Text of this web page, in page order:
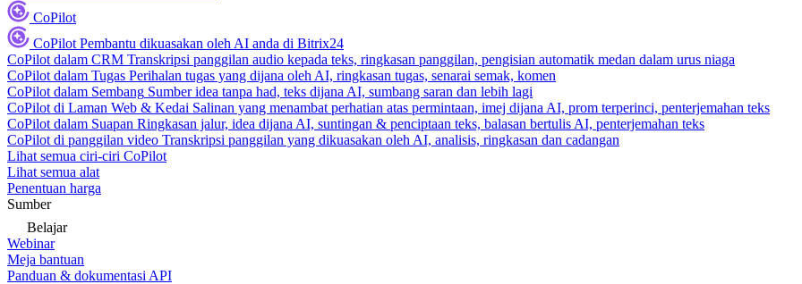
CoPilot
CoPilot Pembantu dikuasakan oleh AI anda di Bitrix24
CoPilot dalam CRM Transkripsi panggilan audio kepada teks, ringkasan panggilan, pengisian automatik medan dalam urus niaga
CoPilot dalam Tugas Perihalan tugas yang dijana oleh AI, ringkasan tugas, senarai semak, komen
CoPilot dalam Sembang Sumber idea tanpa had, teks dijana AI, sumbang saran dan lebih lagi
CoPilot di Laman Web & Kedai Salinan yang menambat perhatian atas permintaan, imej dijana AI, prom terperinci, penterjemahan teks
CoPilot dalam Suapan Ringkasan jalur, idea dijana AI, suntingan & penciptaan teks, balasan bertulis AI, penterjemahan teks
CoPilot di panggilan video Transkripsi panggilan yang dikuasakan oleh AI, analisis, ringkasan dan cadangan
Lihat semua ciri-ciri CoPilot
Lihat semua alat
Penentuan harga
Sumber
Belajar
Webinar
Meja bantuan
Panduan & dokumentasi API